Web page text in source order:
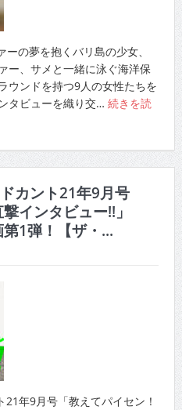
の夢を抱くバリ島の少女、
ー、サメと一緒に泳ぐ海洋保
ウンドを持つ9人の女性たちを
タビューを織り交… 続きを読
カント21年9月号
インタビュー!!」
1弾！【ザ・...
21年9月号「教えてパイセン！